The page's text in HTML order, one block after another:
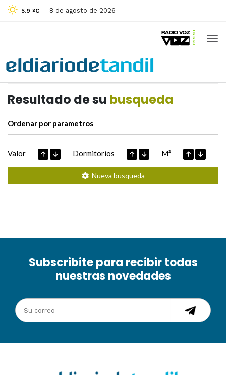
5.9 ºC 8 de agosto de 2026
Resultado de su busqueda
Ordenar por parametros
Valor Dormitorios M²
Nueva busqueda
Subscribite para recibir todas
nuestras novedades